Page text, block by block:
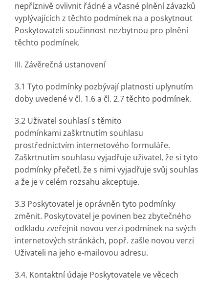
nepříznivě ovlivnit řádné a včasné plnění závazků
vyplývajících z těchto podmínek na a poskytnout
Poskytovateli součinnost nezbytnou pro plnění
těchto podmínek.
III. Závěrečná ustanovení
3.1 Tyto podmínky pozbývají platnosti uplynutím
doby uvedené v čl. 1.6 a čl. 2.7 těchto podmínek.
3.2 Uživatel souhlasí s těmito
podmínkami zaškrtnutím souhlasu
prostřednictvím internetového formuláře.
Zaškrtnutím souhlasu vyjadřuje uživatel, že si tyto
podmínky přečetl, že s nimi vyjadřuje svůj souhlas
a že je v celém rozsahu akceptuje.
3.3 Poskytovatel je oprávněn tyto podmínky
změnit. Poskytovatel je povinen bez zbytečného
odkladu zveřejnit novou verzi podmínek na svých
internetových stránkách, popř. zašle novou verzi
Uživateli na jeho e-mailovou adresu.
3.4. Kontaktní údaje Poskytovatele ve věcech